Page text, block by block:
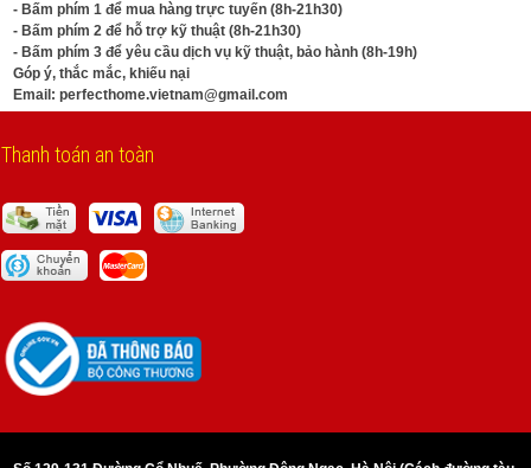
- Bấm phím 1 để mua hàng trực tuyến (8h-21h30)
- Bấm phím 2 để hỗ trợ kỹ thuật (8h-21h30)
- Bấm phím 3 để yêu cầu dịch vụ kỹ thuật, bảo hành (8h-19h)
Góp ý, thắc mắc, khiếu nại
Email: perfecthome.vietnam@gmail.com
Thanh toán an toàn